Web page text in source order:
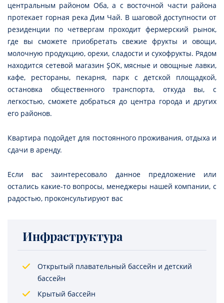
центральным районом Оба, а с восточной части района
протекает горная река Дим Чай. В шаговой доступности от
резиденции по четвергам проходит фермерский рынок,
где вы сможете приобретать свежие фрукты и овощи,
молочную продукцию, орехи, сладости и сухофрукты. Рядом
находится сетевой магазин ŞOK, мясные и овощные лавки,
кафе, рестораны, пекарня, парк с детской площадкой,
остановка общественного транспорта, откуда вы, с
легкостью, сможете добраться до центра города и других
его районов.
Квартира подойдет для постоянного проживания, отдыха и
сдачи в аренду.
Если вас заинтересовало данное предложение или
остались какие-то вопросы, менеджеры нашей компании, с
радостью, проконсультируют вас
Инфраструктура
Открытый плавательный бассейн и детский
бассейн
Крытый бассейн